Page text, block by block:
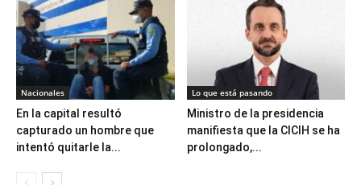
Nacionales
En la capital resultó
capturado un hombre que
intentó quitarle la...
Lo que está pasando
Ministro de la presidencia
manifiesta que la CICIH se ha
prolongado,...